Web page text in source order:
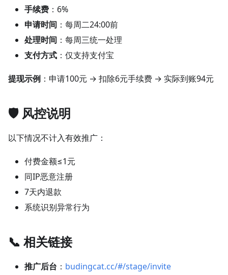
手续费 ：6%
申请时间 ：每周二24:00前
处理时间 ：每周三统一处理
支付方式 ：仅支持支付宝
提现示例 ：申请100元 → 扣除6元手续费 → 实际到账94元
🛡️ 风控说明
以下情况不计入有效推广：
付费金额≤1元
同IP恶意注册
7天内退款
系统识别异常行为
📞 相关链接
推广后台 ： budingcat.cc/#/stage/invite